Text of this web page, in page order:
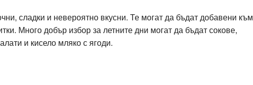
сладки и невероятно вкусни. Те могат да бъдат добавени към
Много добър избор за летните дни могат да бъдат сокове,
и кисело мляко с ягоди.